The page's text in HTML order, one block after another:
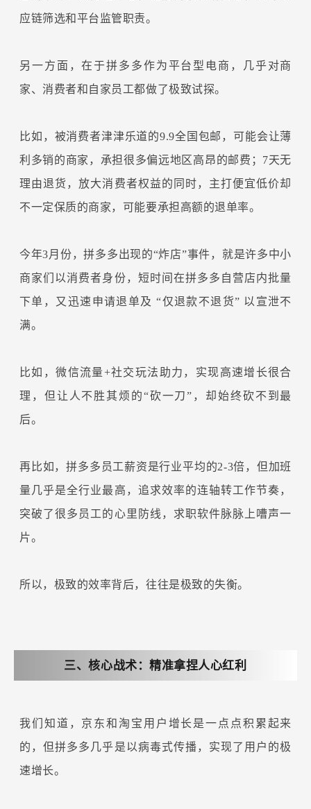
应链筛选和平台监管职责。
另一方面，在于拼多多作为平台型电商，几乎对商
家、消费者和自家员工都做了极致试探。
比如，被消费者津津乐道的9.9全国包邮，可能会让薄
利多销的商家，承担很多偏远地区高昂的邮费；7天无
理由退货，放大消费者权益的同时，主打便宜低价却
不一定保质的商家，可能要承担高额的退单率。
今年3月份，拼多多出现的“炸店”事件，就是许多中小
商家们以消费者身份，短时间在拼多多自营店内批量
下单，又迅速申请退单及 “仅退款不退货” 以宣泄不
满。
比如，微信流量+社交玩法助力，实现高速增长很合
理，但让人不胜其烦的“砍一刀”，却始终砍不到最
后。
再比如，拼多多员工薪资是行业平均的2-3倍，但加班
量几乎是全行业最高，追求效率的连轴转工作节奏，
突破了很多员工的心里防线，求职软件脉脉上嘈声一
片。
所以，极致的效率背后，往往是极致的失衡。
三、核心战术：精准拿捏人心红利
我们知道，京东和淘宝用户增长是一点点积累起来
的，但拼多多几乎是以病毒式传播，实现了用户的极
速增长。